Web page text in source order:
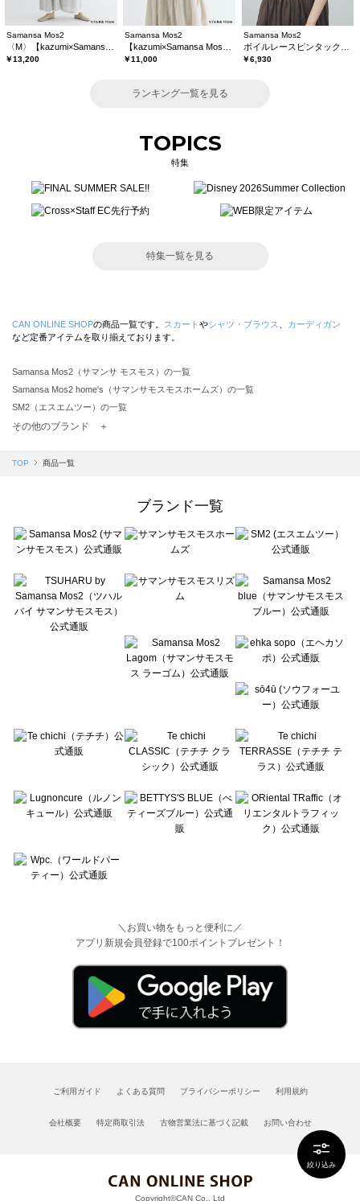
絞り込み
Samansa Mos2
￥13,200
Samansa Mos2
￥11,000
Samansa Mos2
￥6,930
ランキング一覧を見る
TOPICS
特集
特集一覧を見る
CAN ONLINE SHOPの商品一覧です。 スカート やシャツ・ブラウス
カーディガン
など定番アイテムを取り揃えております。
Samansa Mos2（サマンサ モスモス）の一覧
Samansa Mos2 home's（サマンサモスモスホームズ）の一覧
SM2（エスエムツー）の一覧
TSUHARU by Samansa Mos2（ツハルバイサマンサモスモス）の一覧
Samansa Mos2 blue（サマンサモスモス ブルー）の一覧
Te chichi（テチチ）の一覧
Te chichi CLASSIC（テチチ クラシック）の一覧
Lugnoncure（ルノンキュール）の一覧
BETTY'S BLUE（べティーズブルー）の一覧
Wpc.（ワールドパーティー）の一覧
その他のブランド ＋
TOP 商品一覧
ブランド一覧
＼お買い物をもっと便利に／
アプリ新規会員登録で100ポイントプレゼント！
ご利用ガイド よくある質問 プライバシーポリシー 利用規約
会社概要 特定商取引法 古物営業法に基づく記載 お問い合わせ
Copyright©CAN Co., Ltd